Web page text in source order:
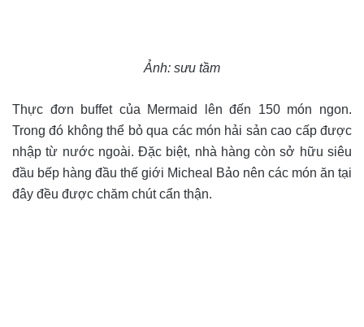
Ảnh: sưu tầm
Thực đơn buffet của Mermaid lên đến 150 món ngon.
Trong đó không thể bỏ qua các món hải sản cao cấp được
nhập từ nước ngoài. Đặc biệt, nhà hàng còn sở hữu siêu
đầu bếp hàng đầu thế giới Micheal Bảo nên các món ăn tại
đây đều được chăm chút cẩn thận.